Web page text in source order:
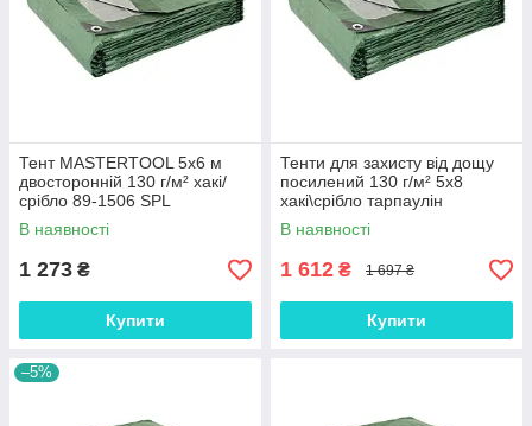
Тент MASTERTOOL 5х6 м
двосторонній 130 г/м² хакі/
срібло 89-1506 SPL
В наявності
1 273 ₴
Купити
Тенти для захисту від дощу
посилений 130 г/м² 5х8
хакі\срібло тарпаулін
будівельний
водонепроникний (ml-31116)
В наявності
1 612 ₴ 1 697 ₴
Купити
–5%